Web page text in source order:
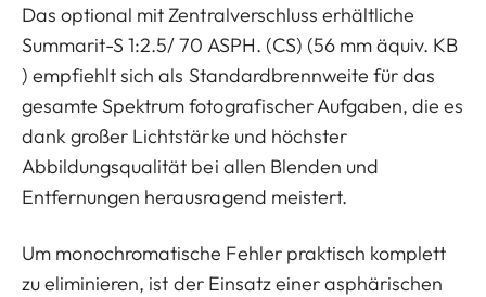
Das optional mit Zentralverschluss erhältliche
Summarit-S 1:2.5/ 70 ASPH. (CS) (56 mm äquiv. KB
) empfiehlt sich als Standardbrennweite für das
gesamte Spektrum fotografischer Aufgaben, die es
dank großer Lichtstärke und höchster
Abbildungsqualität bei allen Blenden und
Entfernungen herausragend meistert.
Um monochromatische Fehler praktisch komplett
zu eliminieren, ist der Einsatz einer asphärischen